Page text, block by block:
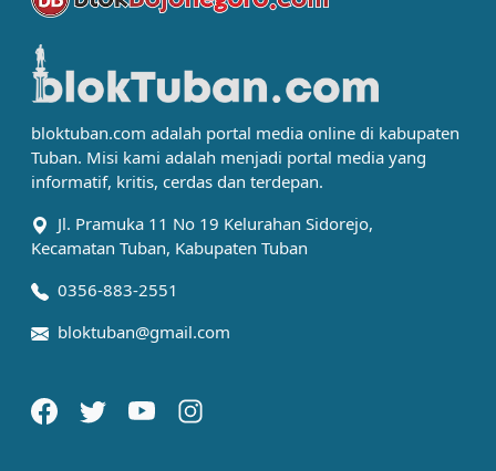
bloktuban.com adalah portal media online di kabupaten
Tuban. Misi kami adalah menjadi portal media yang
informatif, kritis, cerdas dan terdepan.
Jl. Pramuka 11 No 19 Kelurahan Sidorejo,
Kecamatan Tuban, Kabupaten Tuban
0356-883-2551
bloktuban@gmail.com